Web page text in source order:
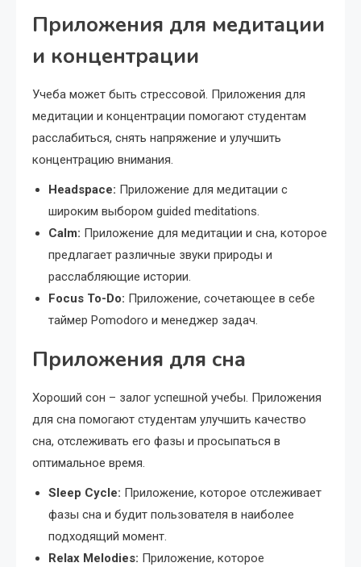
Приложения для медитации
и концентрации
Учеба может быть стрессовой. Приложения для
медитации и концентрации помогают студентам
расслабиться, снять напряжение и улучшить
концентрацию внимания.
Headspace: Приложение для медитации с
широким выбором guided meditations.
Calm: Приложение для медитации и сна, которое
предлагает различные звуки природы и
расслабляющие истории.
Focus To-Do: Приложение, сочетающее в себе
таймер Pomodoro и менеджер задач.
Приложения для сна
Хороший сон – залог успешной учебы. Приложения
для сна помогают студентам улучшить качество
сна, отслеживать его фазы и просыпаться в
оптимальное время.
Sleep Cycle: Приложение, которое отслеживает
фазы сна и будит пользователя в наиболее
подходящий момент.
Relax Melodies: Приложение, которое